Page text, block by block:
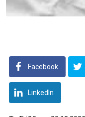
Facebook
LinkedIn